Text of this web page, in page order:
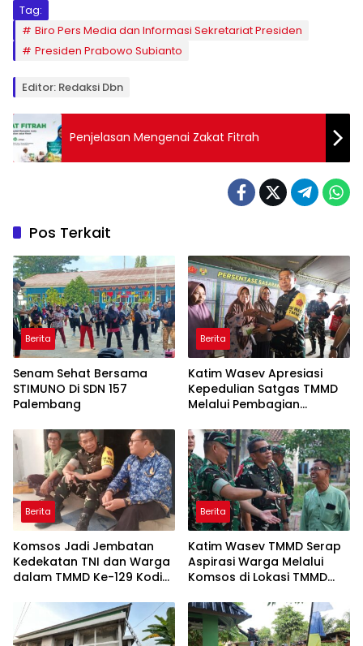
Tag:
Biro Pers Media dan Informasi Sekretariat Presiden
Presiden Prabowo Subianto
Editor: Redaksi Dbn
Penjelasan Mengenai Zakat Fitrah
Pos Terkait
Berita
Senam Sehat Bersama
STIMUNO Di SDN 157
Palembang
Berita
Katim Wasev Apresiasi
Kepedulian Satgas TMMD
Melalui Pembagian
Berita
Komsos Jadi Jembatan
Kedekatan TNI dan Warga
dalam TMMD Ke-129 Kodim
Berita
Katim Wasev TMMD Serap
Aspirasi Warga Melalui
Komsos di Lokasi TMMD